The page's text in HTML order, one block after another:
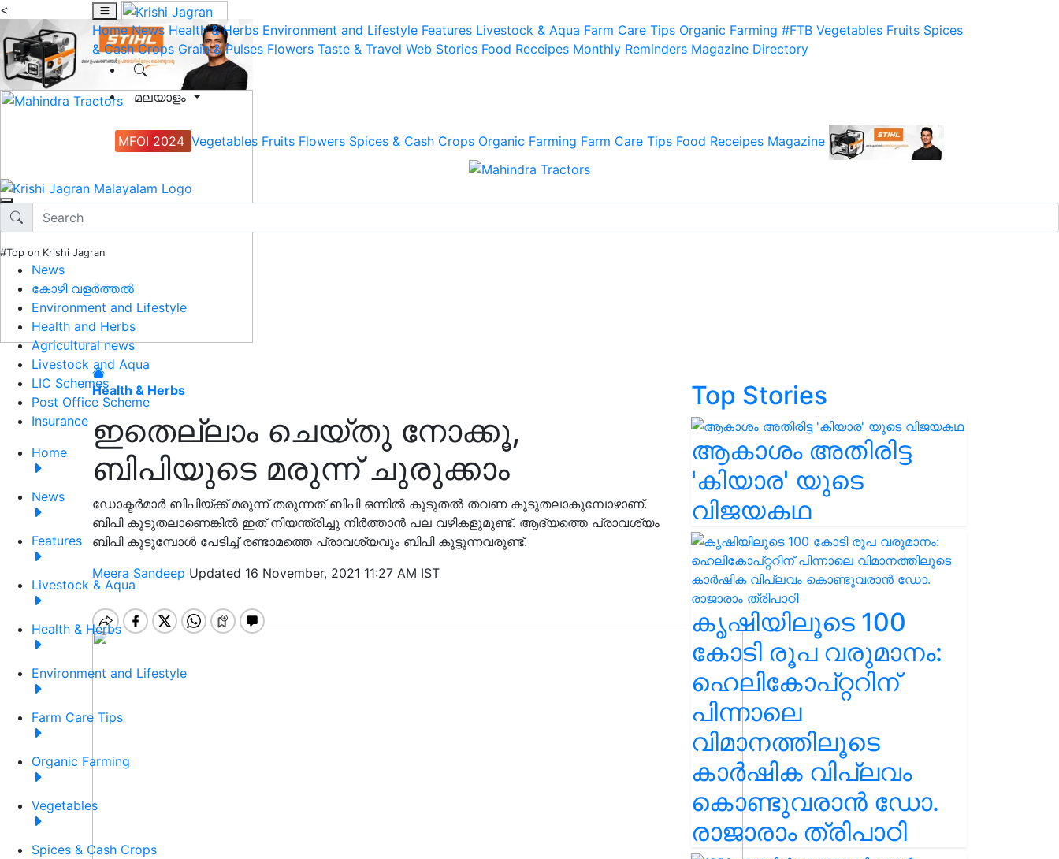
<
Home News Health & Herbs Environment and Lifestyle Features Livestock & Aqua Farm Care Tips Organic Farming #FTB Vegetables Fruits Spices
& Cash Crops Grain & Pulses Flowers Taste & Travel Web Stories Food Receipes Monthly Reminders Magazine Directory
മലയാളം
MFOI 2024 Vegetables Fruits Flowers Spices & Cash Crops Organic Farming Farm Care Tips Food Receipes Magazine
#Top on Krishi Jagran
News
കോഴി വളർത്തൽ
Environment and Lifestyle
Health and Herbs
Agricultural news
Livestock and Aqua
LIC Schemes
Post Office Scheme
Insurance
Home
News
Features
Livestock & Aqua
Health & Herbs
Environment and Lifestyle
Farm Care Tips
Organic Farming
Vegetables
Spices & Cash Crops
Health & Herbs
ഇതെല്ലാം ചെയ്‌തു നോക്കൂ,
ബിപിയുടെ മരുന്ന് ചുരുക്കാം
ഡോക്ടർമാർ ബിപിയ്ക്ക് മരുന്ന് തരുന്നത് ബിപി ഒന്നില്‍ കൂടുതല്‍ തവണ കൂടുതലാകുമ്പോഴാണ്.
ബിപി കൂടുതലാണെങ്കില്‍ ഇത് നിയന്ത്രിച്ചു നിര്‍ത്താൻ പല വഴികളുമുണ്ട്. ആദ്യത്തെ പ്രാവശ്യം
ബിപി കൂടുമ്പോൾ പേടിച്ച് രണ്ടാമത്തെ പ്രാവശ്യവും ബിപി കൂട്ടുന്നവരുണ്ട്.
Meera Sandeep Updated 16 November, 2021 11:27 AM IST
Top Stories
ആകാശം അതിരിട്ട
'കിയാര' യുടെ
വിജയകഥ
കൃഷിയിലൂടെ 100
കോടി രൂപ വരുമാനം:
ഹെലികോപ്റ്ററിന്
പിന്നാലെ
വിമാനത്തിലൂടെ
കാർഷിക വിപ്ലവം
കൊണ്ടുവരാൻ ഡോ.
രാജാരാം ത്രിപാഠി